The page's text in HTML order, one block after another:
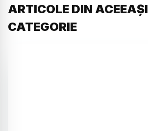
ARTICOLE DIN ACEEAȘI
CATEGORIE